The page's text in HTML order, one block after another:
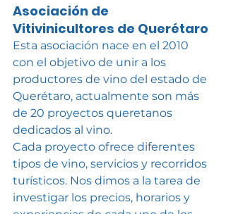
Asociación de
Vitivinicultores de Querétaro
Esta asociación nace en el 2010
con el objetivo de unir a los
productores de vino del estado de
Querétaro, actualmente son más
de 20 proyectos queretanos
dedicados al vino.
Cada proyecto ofrece diferentes
tipos de vino, servicios y recorridos
turísticos. Nos dimos a la tarea de
investigar los precios, horarios y